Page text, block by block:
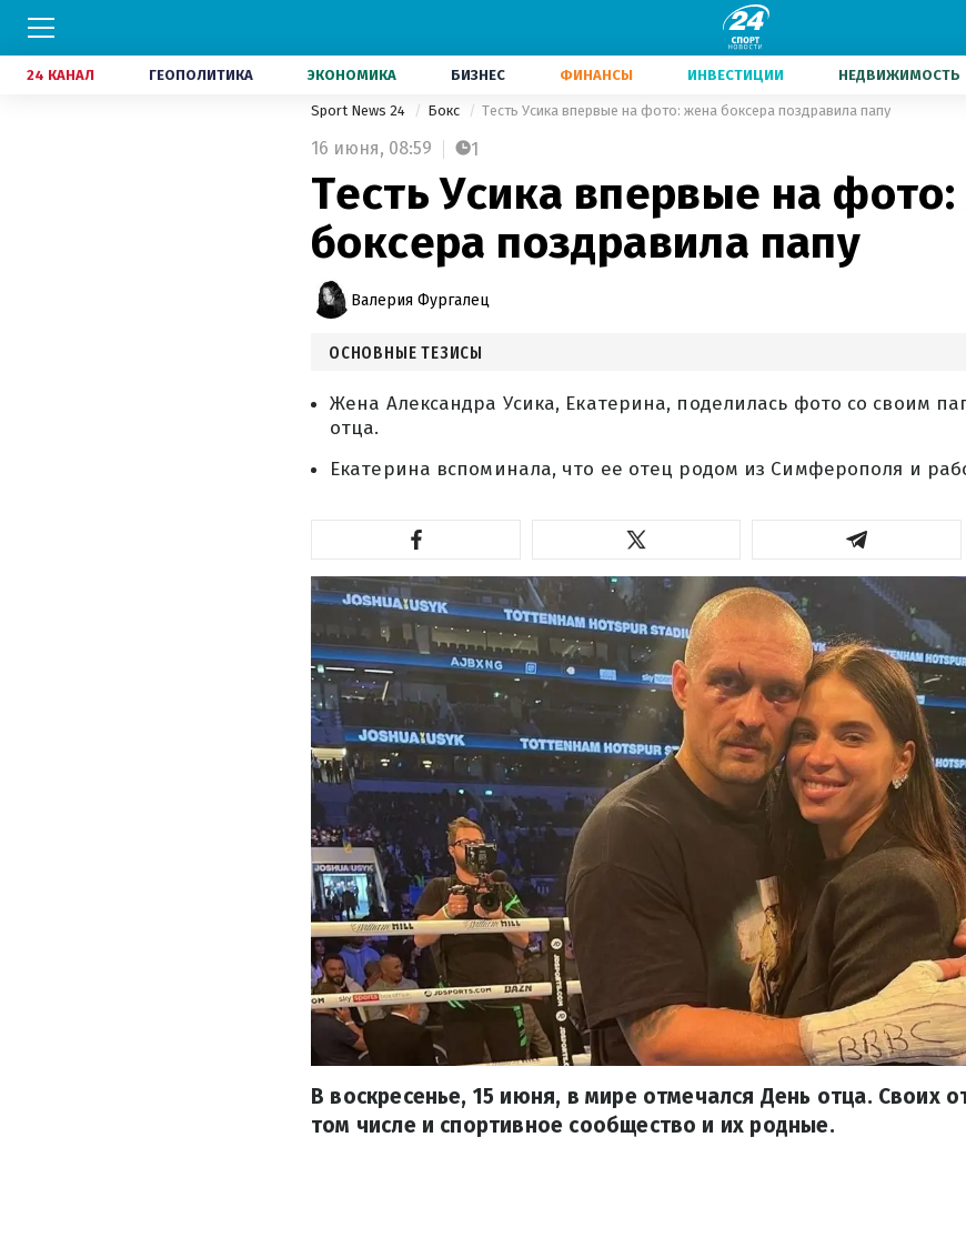
24 КАНАЛ ГЕОПОЛИТИКА ЭКОНОМИКА БИЗНЕС ФИНАНСЫ ИНВЕСТИЦИИ НЕДВИЖИМОСТЬ
Sport News 24 Бокс Тесть Усика впервые на фото: жена боксера поздравила папу
16 июня, 08:59 1
Тесть Усика впервые на
боксера поздравила папу
Валерия Фургалец
ОСНОВНЫЕ ТЕЗИСЫ
Жена Александра Усика, Екатерина, поделилась фото со своим
отца.
Екатерина вспоминала, что ее отец родом из Симферополя и
В воскресенье, 15 июня, в мире отмечался День отца. Своих
том числе и спортивное сообщество и их родные.